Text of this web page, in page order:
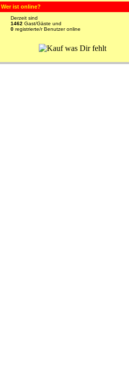
Wer ist online?
Derzeit sind
1462 Gast/Gäste und
0 registrierte/r Benutzer online